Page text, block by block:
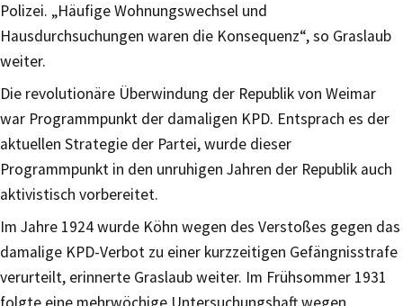
Polizei. „Häufige Wohnungswechsel und
Hausdurchsuchungen waren die Konsequenz“, so Graslaub
weiter.
Die revolutionäre Überwindung der Republik von Weimar
war Programmpunkt der damaligen KPD. Entsprach es der
aktuellen Strategie der Partei, wurde dieser
Programmpunkt in den unruhigen Jahren der Republik auch
aktivistisch vorbereitet.
Im Jahre 1924 wurde Köhn wegen des Verstoßes gegen das
damalige KPD-Verbot zu einer kurzzeitigen Gefängnisstrafe
verurteilt, erinnerte Graslaub weiter. Im Frühsommer 1931